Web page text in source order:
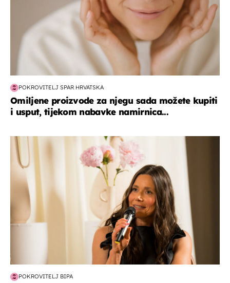
POKROVITELJ SPAR HRVATSKA
Omiljene proizvode za njegu sada možete kupiti
i usput, tijekom nabavke namirnica...
moda & ljepota
POKROVITELJ BIPA